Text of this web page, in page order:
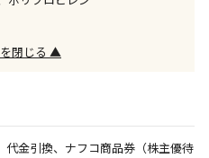
商品です
閉じる ▲
代金引換、ナフコ商品券（株主優待